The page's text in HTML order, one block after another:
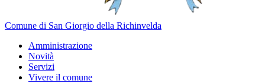
Comune di San Giorgio della Richinvelda
Amministrazione
Novità
Servizi
Vivere il comune